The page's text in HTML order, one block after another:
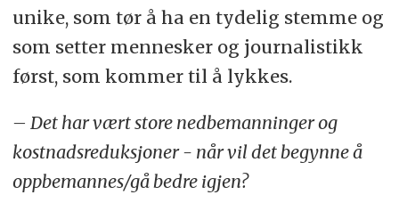
unike, som tør å ha en tydelig stemme og
som setter mennesker og journalistikk
først, som kommer til å lykkes.
– Det har vært store nedbemanninger og
kostnadsreduksjoner - når vil det begynne å
oppbemannes/gå bedre igjen?